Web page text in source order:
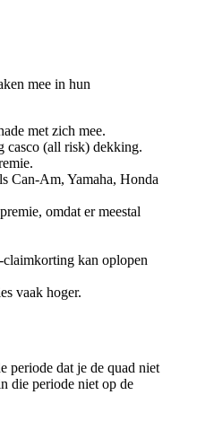
mee in hun
met zich mee.
casco (all risk) dekking.
Can-Am, Yamaha, Honda
omdat er meestal
claimkorting kan oplopen
vaak hoger.
periode dat je de quad niet
die periode niet op de